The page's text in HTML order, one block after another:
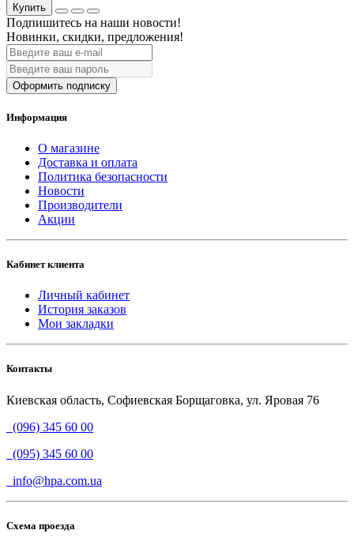
Купить
Подпишитесь на наши новости!
Новинки, скидки, предложения!
Оформить подписку
Информация
О магазине
Доставка и оплата
Политика безопасности
Новости
Производители
Акции
Кабинет клиента
Личный кабинет
История заказов
Мои закладки
Контакты
Киевская область, Софиевская Борщаговка, ул. Яровая 76
(096) 345 60 00
(095) 345 60 00
info@hpa.com.ua
Схема проезда